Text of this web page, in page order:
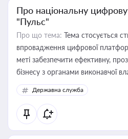
Про національну
"Пульс"
Про що тема: Тема стосується
впровадження цифрової
меті забезпечити ефективну,
бізнесу з органами виконавчої
Державна служба